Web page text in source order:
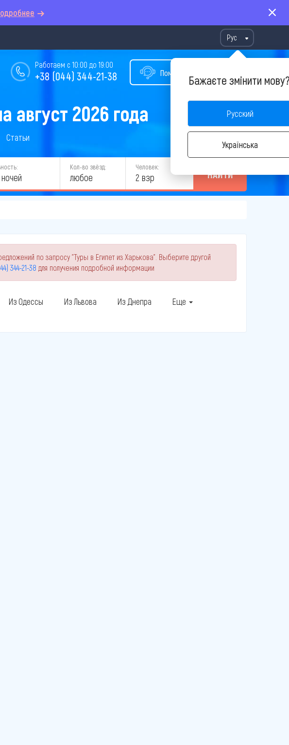
Рус
Бажаєте змінити
Русский
Українська
Помощь в подборе тура
Работаем с 10:00 до 19:00
+38 (044) 344-21-38
август 2026 года
Статьи
Кол-во звёзд:
любое
Человек:
2 взр НАЙТИ
по запросу "Туры в Египет из Харькова". Выберите другой
344-21-38 для получения подробной информации
Из Одессы Из Львова Из Днепра Еще